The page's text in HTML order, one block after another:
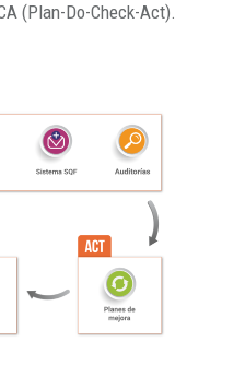
(Plan-Do-Check-Act).